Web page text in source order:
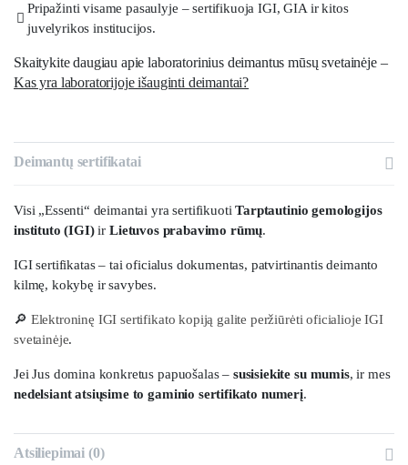
Pripažinti visame pasaulyje – sertifikuoja IGI, GIA ir kitos
juvelyrikos institucijos.
Skaitykite daugiau apie laboratorinius deimantus mūsų svetainėje –
Kas yra laboratorijoje išauginti deimantai?
Deimantų sertifikatai
Visi „Essenti“ deimantai yra sertifikuotiTarptautinio gemologijos
instituto (IGI)ir Lietuvos prabavimo rūmų.
IGI sertifikatas – tai oficialus dokumentas, patvirtinantis deimanto
kilmę, kokybę ir savybes.
🔎 Elektroninę IGI sertifikato kopiją galite peržiūrėti oficialioje IGI
svetainėje.
Jei Jus domina konkretus papuošalas – susisiekite su mumis, ir mes
nedelsiant atsiųsime to gaminio sertifikato numerį.
Atsiliepimai (0)